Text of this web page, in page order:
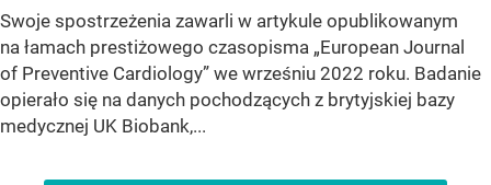
Swoje spostrzeżenia zawarli w artykule opublikowanym
na łamach prestiżowego czasopisma „European Journal
of Preventive Cardiology” we wrześniu 2022 roku. Badanie
opierało się na danych pochodzących z brytyjskiej bazy
medycznej UK Biobank,...